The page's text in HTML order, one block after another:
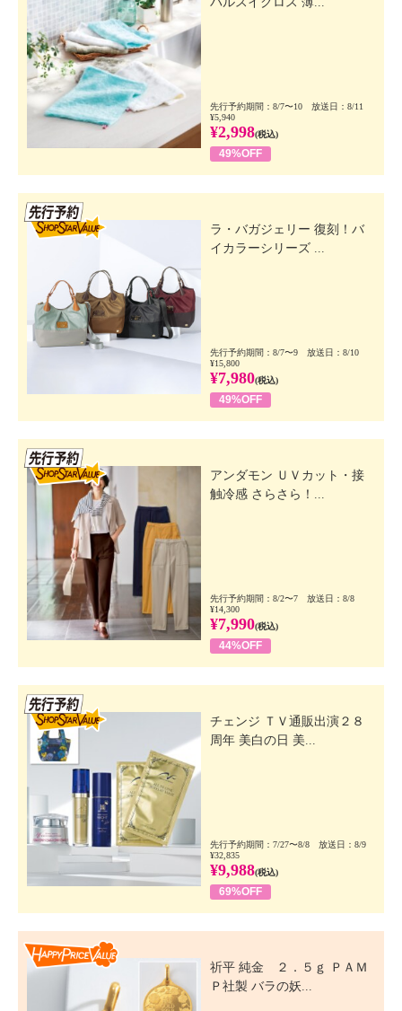
先行予約期間：8/7〜10 放送日：8/11
¥5,940
¥2,998(税込)
49%OFF
ラ・バガジェリー 復刻！バ
イカラーシリーズ ...
先行予約期間：8/7〜9 放送日：8/10
¥15,800
¥7,980(税込)
49%OFF
アンダモン ＵＶカット・接
触冷感 さらさら！...
先行予約期間：8/2〜7 放送日：8/8
¥14,300
¥7,990(税込)
44%OFF
チェンジ ＴＶ通販出演２８
周年 美白の日 美...
先行予約期間：7/27〜8/8 放送日：8/9
¥32,835
¥9,988(税込)
69%OFF
祈平 純金 ２．５ｇ ＰＡＭ
Ｐ社製 バラの妖...